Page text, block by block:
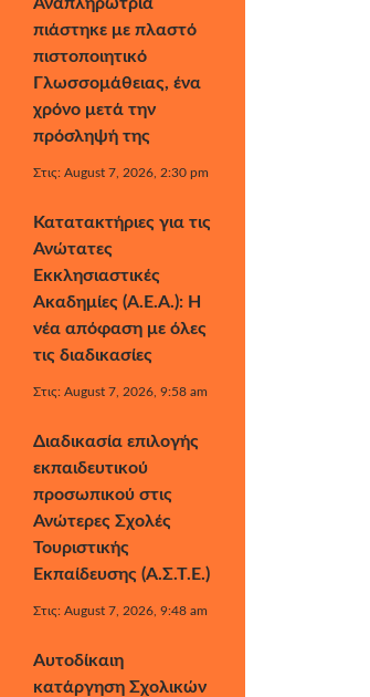
πιάστηκε με πλαστό
πιστοποιητικό
Γλωσσομάθειας, ένα
χρόνο μετά την
πρόσληψή της
Στις: August 7, 2026, 2:30 pm
Κατατακτήριες για τις
Ανώτατες
Εκκλησιαστικές
Ακαδημίες (Α.Ε.Α.): Η
νέα απόφαση με όλες
τις διαδικασίες
Στις: August 7, 2026, 9:58 am
Διαδικασία επιλογής
εκπαιδευτικού
προσωπικού στις
Ανώτερες Σχολές
Τουριστικής
Εκπαίδευσης (Α.Σ.Τ.Ε.)
Στις: August 7, 2026, 9:48 am
Αυτοδίκαιη
κατάργηση Σχολικών